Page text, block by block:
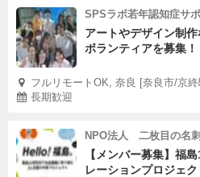
SPSラボ若年認知症サ
アートやデザイン制
ボランティアを募集！
フルリモートOK, 奈良 [奈良市/京
長期歓迎
NPO法人 二枚目の名刺
【メンバー募集】福
レーションプロジェ